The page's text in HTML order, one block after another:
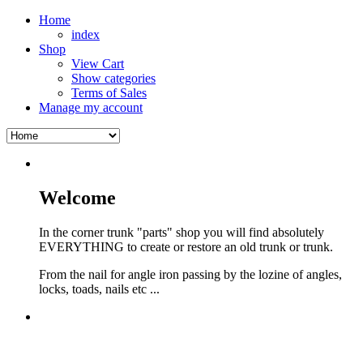
Home
index
Shop
View Cart
Show categories
Terms of Sales
Manage my account
Welcome
In the corner trunk "parts" shop you will find absolutely
EVERYTHING to create or restore an old trunk or trunk.
From the nail for angle iron passing by the lozine of angles,
locks, toads, nails etc ...